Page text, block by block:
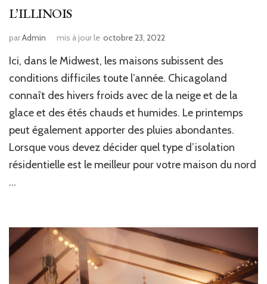
L’ILLINOIS
parAdmin mis à jour le octobre 23, 2022
Ici, dans le Midwest, les maisons subissent des
conditions difficiles toute l’année. Chicagoland
connaît des hivers froids avec de la neige et de la
glace et des étés chauds et humides. Le printemps
peut également apporter des pluies abondantes.
Lorsque vous devez décider quel type d’isolation
résidentielle est le meilleur pour votre maison du nord
…